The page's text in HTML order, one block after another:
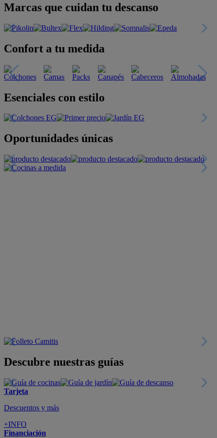
Marcas que cuidan tu descanso
Confort a tu medida
Esenciales con estilo
Oportunidades únicas
Descubre nuestras guías
Tarjeta
Descuentos y más
+INFO
Financiación